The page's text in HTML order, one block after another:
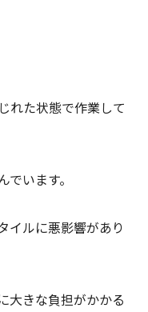
れた状態で作業して
います。
イルに悪影響があり
大きな負担がかかる